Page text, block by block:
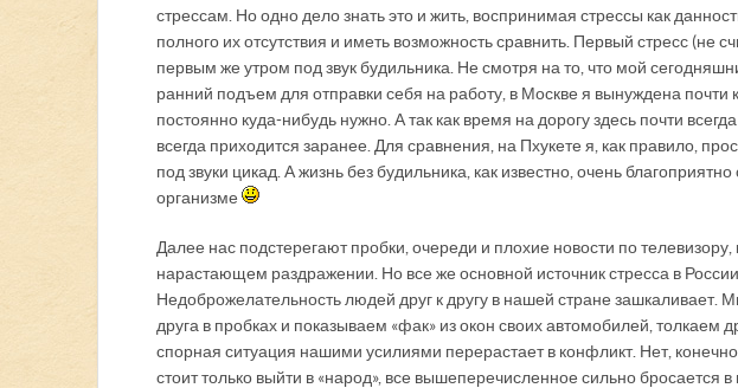
стрессам. Но одно дело знать это и жить, воспринимая стрессы как
полного их отсутствия и иметь возможность сравнить. Первый стресс (не
первым же утром под звук будильника. Не смотря на то, что мой
ранний подъем для отправки себя на работу, в Москве я вынуждена почти
постоянно куда-нибудь нужно. А так как время на дорогу здесь почти
всегда приходится заранее. Для сравнения, на Пхукете я, как правило,
под звуки цикад. А жизнь без будильника, как известно, очень
организме
Далее нас подстерегают пробки, очереди и плохие новости по
нарастающем раздражении. Но все же основной источник стресса в
Недоброжелательность людей друг к другу в нашей стране зашкаливает.
друга в пробках и показываем «фак» из окон своих автомобилей, толкаем
спорная ситуация нашими усилиями перерастает в конфликт. Нет,
стоит только выйти в «народ», все вышеперечисленное сильно бросается